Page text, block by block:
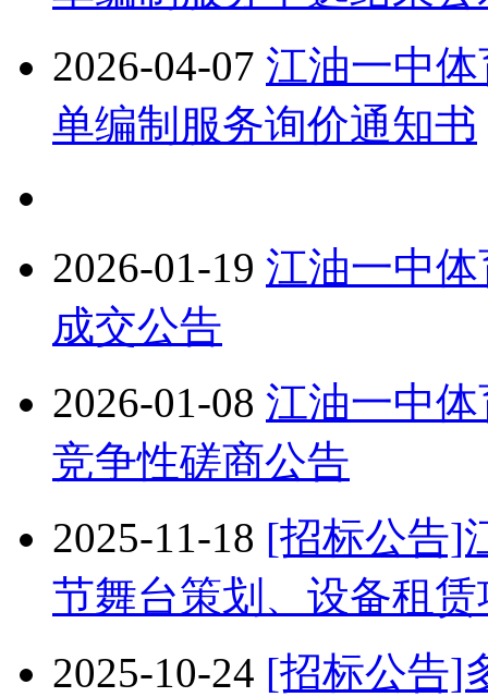
2026-04-07 江油一中
单编制服务询价通知书
2026-01-19 江油一中
成交公告
2026-01-08 江油一中
竞争性磋商公告
2025-11-18 [招标公告]
节舞台策划、设备租赁
2025-10-24 [招标公告]